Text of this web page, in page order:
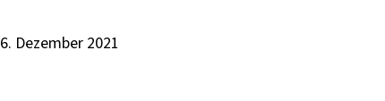
6. Dezember 2021